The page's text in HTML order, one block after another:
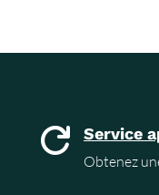
 Service
Obtenez